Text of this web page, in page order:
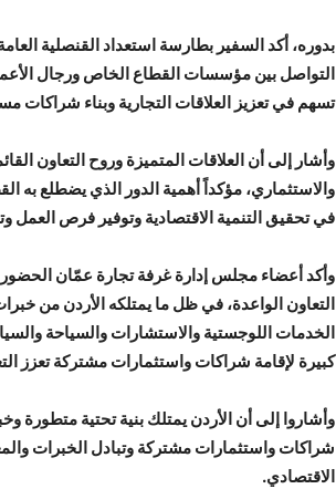
بدوره، أكد السفير بطارسة استعداد القنصلية
التواصل بين مؤسسات القطاع الخاص ورجال
تسهم في تعزيز العلاقات التجارية وبناء شراكات
وأشار إلى أن العلاقات المتميزة وروح التعاون
والاستثماري، مؤكداً أهمية الدور الذي يضطلع
في تحقيق التنمية الاقتصادية وتوفير فرص العمل
وأكد أعضاء مجلس إدارة غرفة تجارة عمّان الحضور
التعاون الواعدة، في ظل ما يمتلكه الأردن من
الخدمات اللوجستية والاستشارات والسياحة
كبيرة لإقامة شراكات واستثمارات مشتركة تعزز
وأشاروا إلى أن الأردن يمتلك بنية تحتية متطورة
شراكات واستثمارات مشتركة وتبادل الخبرات
الاقتصادي.